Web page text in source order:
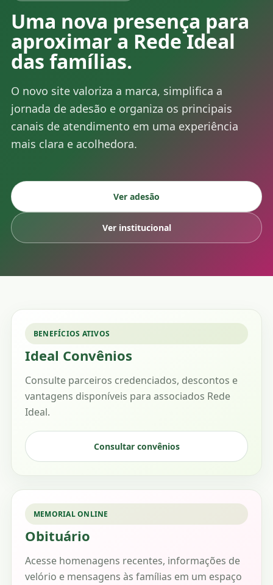
Uma nova presença para
aproximar a Rede Ideal
das famílias.
O novo site valoriza a marca, simplifica a
jornada de adesão e organiza os principais
canais de atendimento em uma experiência
mais clara e acolhedora.
Ver adesão
Ver institucional
BENEFÍCIOS ATIVOS
Ideal Convênios
Consulte parceiros credenciados, descontos e
vantagens disponíveis para associados Rede
Ideal.
Consultar convênios
MEMORIAL ONLINE
Obituário
Acesse homenagens recentes, informações de
velório e mensagens às famílias em um espaço